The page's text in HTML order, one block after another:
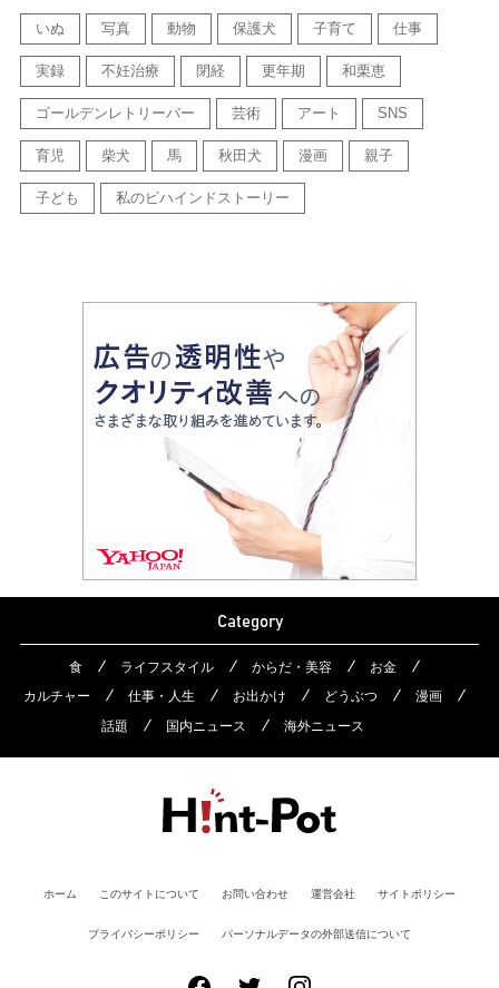
いぬ 写真 動物 保護犬 子育て 仕事
実録 不妊治療 閉経 更年期 和栗恵
ゴールデンレトリーバー 芸術 アート SNS
育児 柴犬 馬 秋田犬 漫画 親子
子ども 私のビハインドストーリー
Category
食 ライフスタイル からだ・美容
お金
カルチャー
仕事・人生 お出かけ どうぶつ
漫画
話題
国内ニュース 海外ニュース
ホーム このサイトについて お問い合わせ 運営会社 サイトポリシー
プライバシーポリシー パーソナルデータの外部送信について